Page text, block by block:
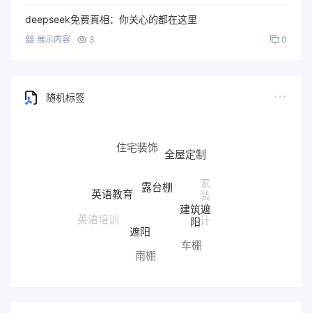
deepseek免费真相：你关心的都在这里
展示内容 3 0
随机标签
住宅装饰 全屋定制
家
装
设
计
英语培训
英语教育
露台棚
建筑遮
阳
车棚
雨棚
遮阳